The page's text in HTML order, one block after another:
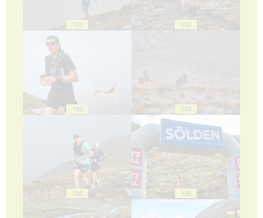
101 102
103 104
105 106